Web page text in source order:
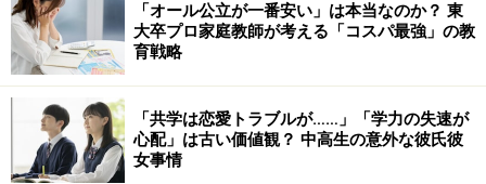
「オール公立が一番安い」は本当なのか？ 東
大卒プロ家庭教師が考える「コスパ最強」の教
育戦略
「共学は恋愛トラブルが……」「学力の失速が
心配」は古い価値観？ 中高生の意外な彼氏彼
女事情